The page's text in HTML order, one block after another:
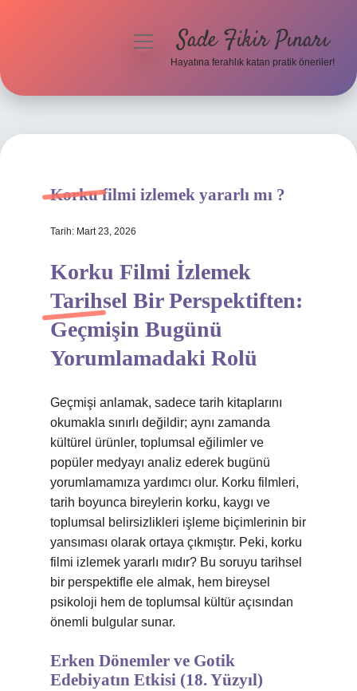
Hakkımızda
menüyüSade Fikir Pınarı
Hayatına ferahlık katan pratik öneriler!
Korku filmi izlemek yararlı mı ?
Tarih: Mart 23, 2026
Korku Filmi İzlemek
Tarihsel Bir Perspektiften:
Geçmişin Bugünü
Yorumlamadaki Rolü
Geçmişi anlamak, sadece tarih kitaplarını
okumakla sınırlı değildir; aynı zamanda
kültürel ürünler, toplumsal eğilimler ve
popüler medyayı analiz ederek bugünü
yorumlamamıza yardımcı olur. Korku filmleri,
tarih boyunca bireylerin korku, kaygı ve
toplumsal belirsizlikleri işleme biçimlerinin bir
yansıması olarak ortaya çıkmıştır. Peki, korku
filmi izlemek yararlı mıdır? Bu soruyu tarihsel
bir perspektifle ele almak, hem bireysel
psikoloji hem de toplumsal kültür açısından
önemli bulgular sunar.
Erken Dönemler ve Gotik
Edebiyatın Etkisi (18. Yüzyıl)